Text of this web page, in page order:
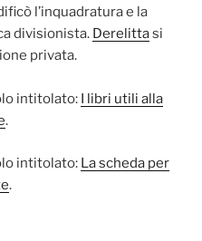
l’inquadratura e la
divisionista. Derelittasi
privata.
intitolato: I libri utili alla
.
intitolato: La scheda per
.